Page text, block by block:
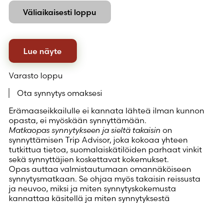
Väliaikaisesti loppu
Lue näyte
Varasto loppu
Ota synnytys omaksesi
Erämaaseikkailulle ei kannata lähteä ilman kunnon
opasta, ei myöskään synnyttämään.
Matkaopas synnytykseen ja sieltä takaisin on
synnyttämisen Trip Advisor, joka kokoaa yhteen
tutkittua tietoa, suomalaiskätilöiden parhaat vinkit
sekä synnyttäjien koskettavat kokemukset.
Opas auttaa valmistautumaan omannäköiseen
synnytysmatkaan. Se ohjaa myös takaisin reissusta
ja neuvoo, miksi ja miten synnytyskokemusta
kannattaa käsitellä ja miten synnytyksestä